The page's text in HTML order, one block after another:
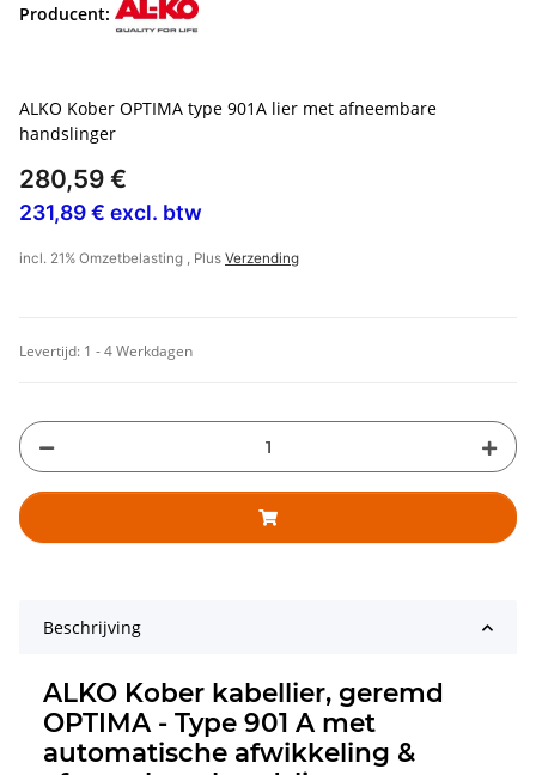
Producent:
ALKO Kober OPTIMA type 901A lier met afneembare
handslinger
280,59 €
231,89 € excl. btw
incl. 21% Omzetbelasting , Plus Verzending
Levertijd: 1 - 4 Werkdagen
Beschrijving
ALKO Kober kabellier, geremd
OPTIMA - Type 901 A met
automatische afwikkeling &